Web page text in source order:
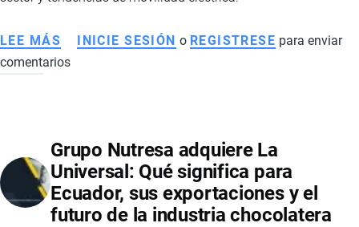
LEE MÁS SOBRE
AUTOS
EL
MERCADO
VIVE
UN
INICIE SESIÓN o REGISTRESE para enviar
comentarios
Grupo Nutresa adquiere La
Universal: Qué significa para
Ecuador, sus exportaciones y el
futuro de la industria chocolatera